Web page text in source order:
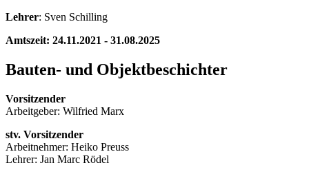
Lehrer: Sven Schilling
Amtszeit: 24.11.2021 - 31.08.2025
Bauten- und Objektbeschichter
Vorsitzender
Arbeitgeber: Wilfried Marx
stv. Vorsitzender
Arbeitnehmer: Heiko Preuss
Lehrer: Jan Marc Rödel